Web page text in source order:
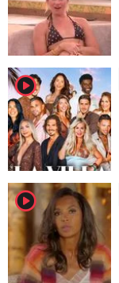
player2
player2